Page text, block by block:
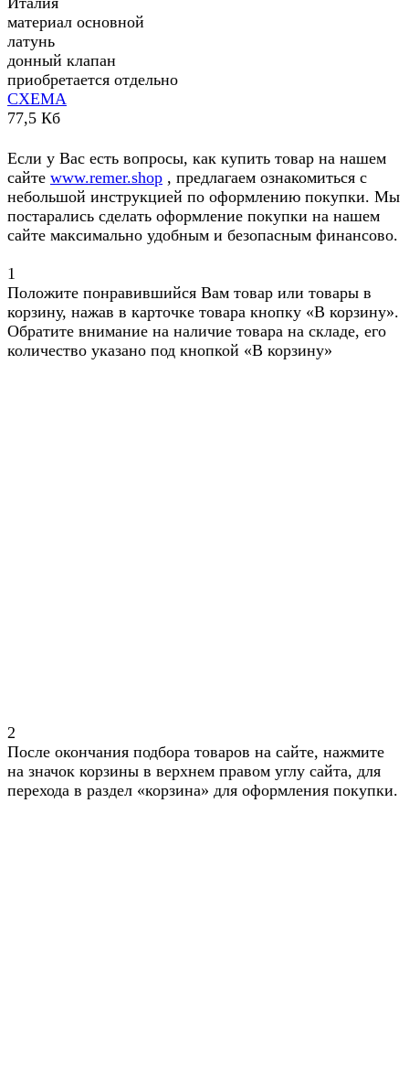
материал основной
латунь
донный клапан
приобретается отдельно
СХЕМА
77,5 Кб
Если у Вас есть вопросы, как купить товар на нашем
сайте www.remer.shop , предлагаем ознакомиться с
небольшой инструкцией по оформлению покупки. Мы
постарались сделать оформление покупки на нашем
сайте максимально удобным и безопасным финансово.
1
Положите понравившийся Вам товар или товары в
корзину, нажав в карточке товара кнопку «В корзину».
Обратите внимание на наличие товара на складе, его
количество указано под кнопкой «В корзину»
2
После окончания подбора товаров на сайте, нажмите
на значок корзины в верхнем правом углу сайта, для
перехода в раздел «корзина» для оформления покупки.